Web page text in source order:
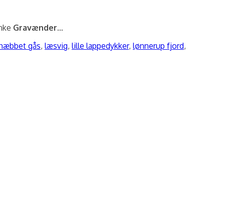
Gravænder…
gås, læsvig, lille lappedykker, lønnerup fjord,